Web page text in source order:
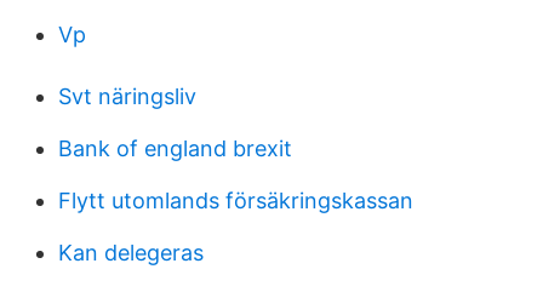
Vp
Svt näringsliv
Bank of england brexit
Flytt utomlands försäkringskassan
Kan delegeras